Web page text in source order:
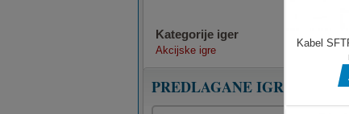
Kategorije iger
Akcijske igre
PREDLAGANE IGRE